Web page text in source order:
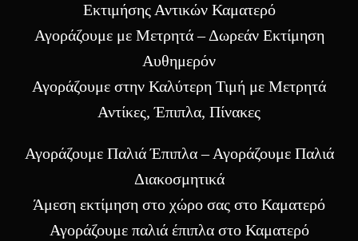
Εκτιμήσης Αντικών Καματερό
Αγοράζουμε με Μετρητά – Δωρεάν Εκτίμηση
Αυθημερόν
Αγοράζουμε στην Καλύτερη Τιμή με Μετρητά
Αντίκες, Έπιπλα, Πίνακες
Αγοράζουμε Παλιά Έπιπλα – Αγοράζουμε Παλιά
Διακοσμητικά
Άμεση εκτίμηση στο χώρο σας στο Καματερό
Αγοράζουμε παλιά έπιπλα στο Καματερό